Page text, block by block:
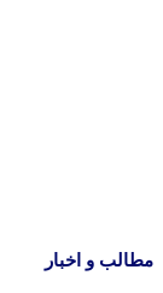
مطالب و اخبار